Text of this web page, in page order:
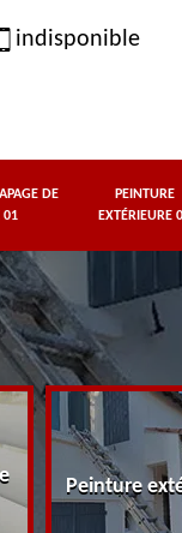
indisponible
DE
01
PEINTURE
EXTÉRIEURE
Peinture